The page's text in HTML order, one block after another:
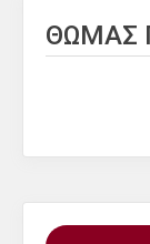
ΘΩΜΑΣ